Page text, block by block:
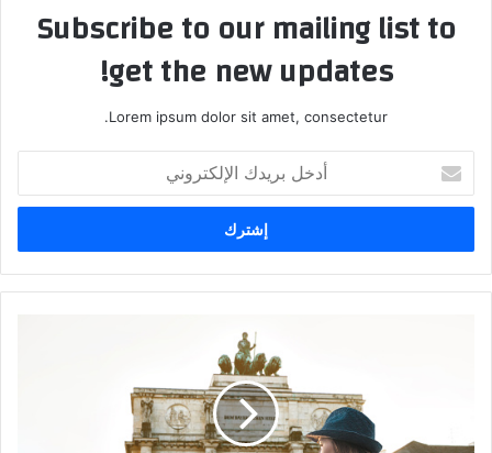
Subscribe to our mailing list to
get the new updates!
Lorem ipsum dolor sit amet, consectetur.
بريدك
الإلكتروني